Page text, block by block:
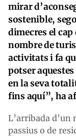
mirar
sostenible,
dimecres el cap
nombre de
activitats i fa
potser
en la seva
fins aquí”, ha
L’arribada
passius o de